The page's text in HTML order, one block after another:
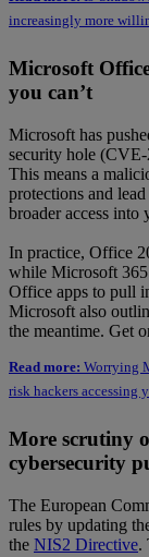
increasingly more
Microsoft
you can’t
Microsoft has
security hole (CVE-
This means a
protections and
broader access into
In practice, Office
while Microsoft 365
Office apps to pull
Microsoft also
the meantime. Get
Read more: Worrying
risk hackers accessing
More scrutiny
cybersecurity
The European
rules by updating
the NIS2 Directive.